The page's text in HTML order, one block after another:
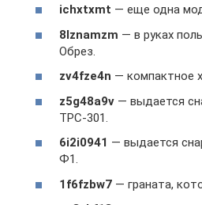
ichxtxmt — еще одна
8lznamzm — в руках
Обрез.
zv4fze4n — компактное
z5g48a9v — выдается
TPC-301.
6i2i0941 — выдается
Ф1.
1f6fzbw7 — граната,